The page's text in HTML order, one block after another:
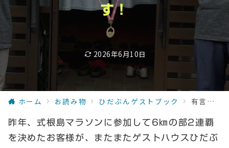
す！
2026年6月10日
ホーム お読み物 ひだぶんゲストブック 有言実行！式根島マラソン6㎞部門3連覇おめでとうございます！
昨年、式根島マラソンに参加して6㎞の部2連覇
を決めたお客様が、またまたゲストハウスひだぶ